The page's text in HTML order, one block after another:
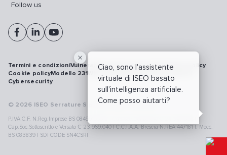
Ciao, sono l'assistente
virtuale di ISEO basato
sull'intelligenza artificiale.
Come posso aiutarti?
Follow us
© 2026 ISEO Serrature S.p.A. All right reserved
P.IVA C.F. N.Reg.Imprese BS 08499190018 | Cap.Soc.Deliberato € 24.340.965 |
Cap.Soc.Sottoscritto e Versato € 23.969.040 | C.C.I.A.A. Brescia N.REA 447181 |. Mecc.
BS 083839 | SDI CODE SN4CSRI
Termini e condizioniVulnerability disclosure policyPrivacy policy
Cookie policyModello 231WhistleblowingRichiamo prodotti
Cybersecurity